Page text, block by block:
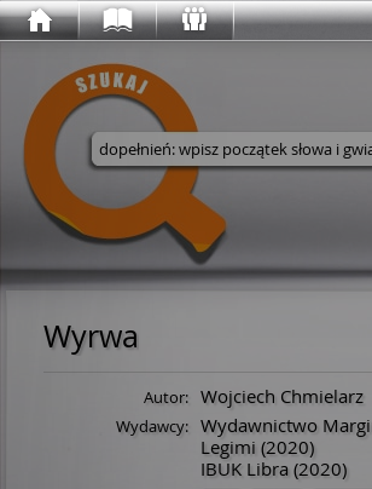
Wyszukaj w serwisie
Wyrwa
Autor: Wojciech Chmielarz
Wydawcy: Wydawnictwo
Legimi (2020)
IBUK Libra (2020)